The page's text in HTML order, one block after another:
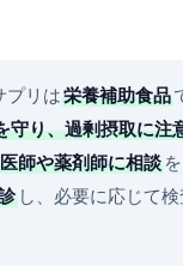
リは栄養補助食品
守り、過剰摂取に注
医師や薬剤師に相談
し、必要に応じて